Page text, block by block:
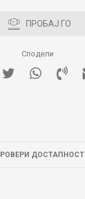
ПРОБАЈ ГО
Сподели
ДОСТАПНОСТ